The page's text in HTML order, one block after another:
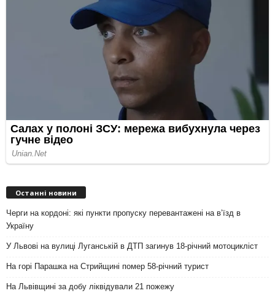
Останні новини
Черги на кордоні: які пункти пропуску перевантажені на вʼїзд в
Україну
У Львові на вулиці Луганській в ДТП загинув 18-річний мотоцикліст
На горі Парашка на Стрийщині помер 58-річний турист
На Львівщині за добу ліквідували 21 пожежу